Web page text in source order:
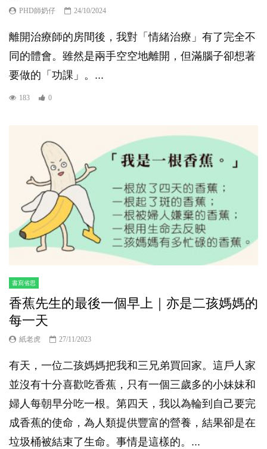
PHD師奶仔 24/10/2024
離開治療師的房間後，我對「情緒治療」有了完全不
同的體會。雖然是兩手空空地離開，但滿腦子卻想著
要做的「功課」。...
183 0
書寫省思
香蕉先生的最後一個早上｜亦是二孩媽媽的
每一天
紙老虎 27/11/2023
有天，一位二孩媽媽把我和三兄弟買回家。這戶人家
並沒有十分喜歡吃香蕉，只有一個三歲多的小妹妹和
婦人每朝早分吃一根。第四天，我以為輪到自己要完
成香蕉的使命，為人類提供豐富的營養，結果卻是在
垃圾桶被結束了生命。事情是這樣的。...